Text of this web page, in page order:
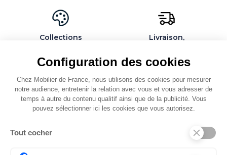
Configuration des cookies
Chez Mobilier de France, nous utilisons des cookies pour mesurer
notre audience, entretenir la relation avec vous et vous adresser de
temps à autre du contenu qualitif ainsi que de la publicité. Vous
pouvez sélectionner ici les cookies que vous autorisez.
Tout cocher
Collections
personnalisables
Livraison,
montage par des
spécialistes
QUI SOMMES-NOUS
SERVICES ET PARTENAIRES